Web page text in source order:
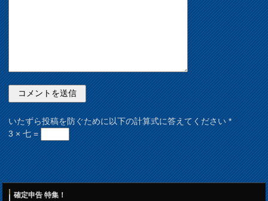
いたずら投稿を防ぐために以下の計算式に答えてください*
3 × 七 =
確定申告 特集！